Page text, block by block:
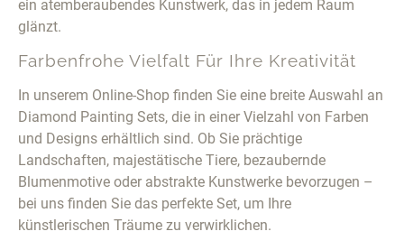
ein atemberaubendes Kunstwerk, das in jedem Raum
glänzt.
Farbenfrohe Vielfalt Für Ihre Kreativität
In unserem Online-Shop finden Sie eine breite Auswahl an
Diamond Painting Sets, die in einer Vielzahl von Farben
und Designs erhältlich sind. Ob Sie prächtige
Landschaften, majestätische Tiere, bezaubernde
Blumenmotive oder abstrakte Kunstwerke bevorzugen –
bei uns finden Sie das perfekte Set, um Ihre
künstlerischen Träume zu verwirklichen.